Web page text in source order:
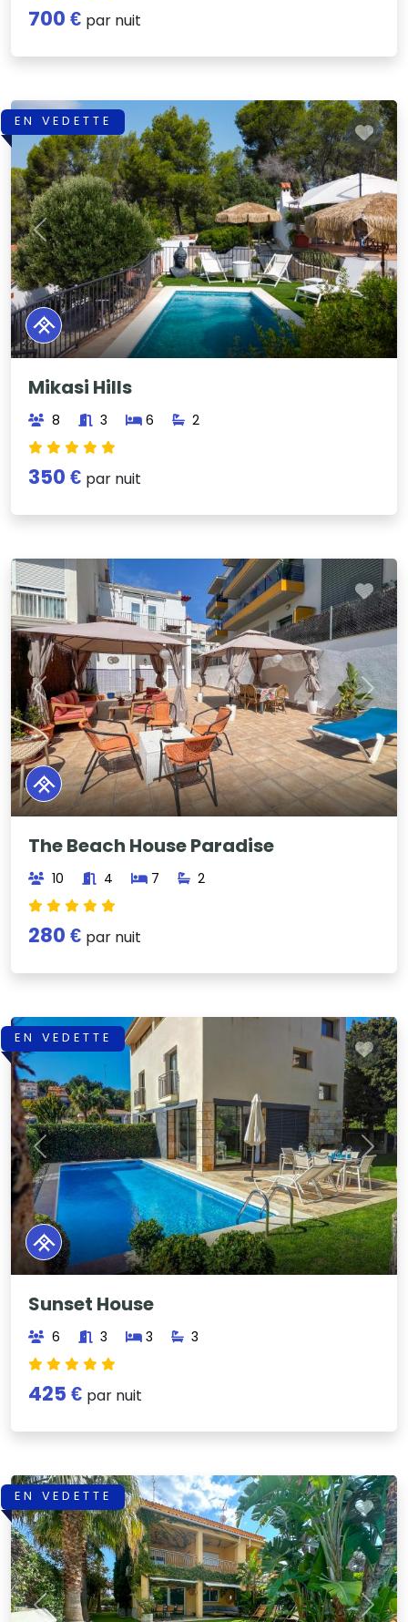
700 € par nuit
EN VEDETTE
Previous Next
Mikasi Hills
8 3 6 2
350 € par nuit
Previous Next
The Beach House Paradise
10 4 7 2
280 € par nuit
EN VEDETTE
Previous Next
Sunset House
6 3 3 3
425 € par nuit
EN VEDETTE
Previous Next